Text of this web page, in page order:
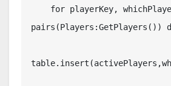
pairs(Players:GetPlayers())